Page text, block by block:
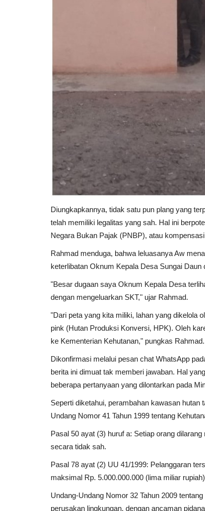
Diungkapkannya, tidak satu pun plang yang
telah memiliki legalitas yang sah. Hal ini
Negara Bukan Pajak (PNBP), atau
Rahmad menduga, bahwa leluasanya Aw
keterlibatan Oknum Kepala Desa Sungai
"Besar dugaan saya Oknum Kepala Desa
dengan mengeluarkan SKT," ujar Rahmad.
"Dari peta yang kita miliki, lahan yang dikelola
pink (Hutan Produksi Konversi, HPK). Oleh
ke Kementerian Kehutanan," pungkas Rahmad.
Dikonfirmasi melalui pesan chat WhatsApp
berita ini dimuat tak memberi jawaban. Hal
beberapa pertanyaan yang dilontarkan pada
Seperti diketahui, perambahan kawasan
Undang Nomor 41 Tahun 1999 tentang
Pasal 50 ayat (3) huruf a: Setiap orang
secara tidak sah.
Pasal 78 ayat (2) UU 41/1999: Pelanggaran
maksimal Rp. 5.000.000.000 (lima miliar
Undang-Undang Nomor 32 Tahun 2009
perusakan lingkungan, dengan ancaman
Umum
Dipertahankan Untuk